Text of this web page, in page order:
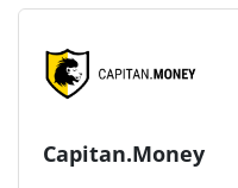
Capitan.Money